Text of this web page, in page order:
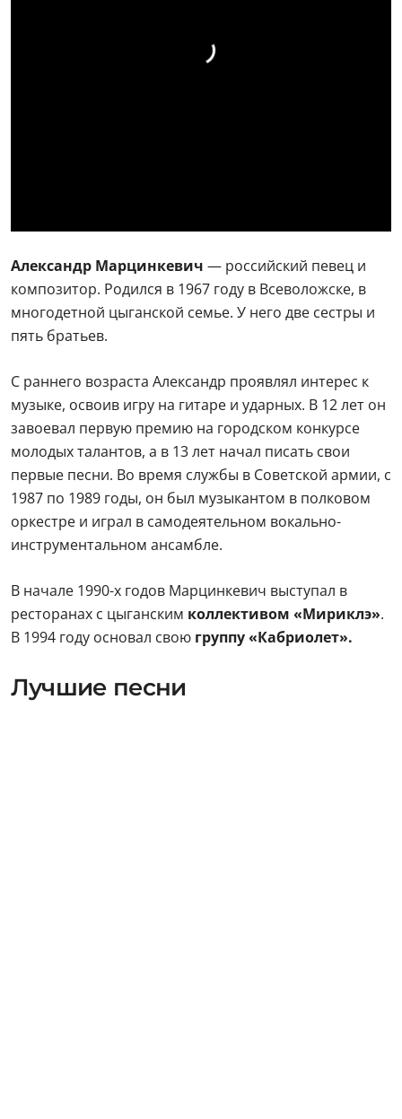
Александр Марцинкевич — российский певец и
композитор. Родился в 1967 году в Всеволожске, в
многодетной цыганской семье. У него две сестры и
пять братьев.
С раннего возраста Александр проявлял интерес к
музыке, освоив игру на гитаре и ударных. В 12 лет он
завоевал первую премию на городском конкурсе
молодых талантов, а в 13 лет начал писать свои
первые песни. Во время службы в Советской армии, с
1987 по 1989 годы, он был музыкантом в полковом
оркестре и играл в самодеятельном вокально-
инструментальном ансамбле.
В начале 1990-х годов Марцинкевич выступал в
ресторанах с цыганским коллективом «Мириклэ».
В 1994 году основал свою группу «Кабриолет».
Лучшие песни